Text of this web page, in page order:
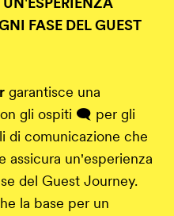
FASE DEL GUEST
garantisce una
gli ospiti 🗨️ per gli
di comunicazione che
assicura un'esperienza
del Guest Journey.
la base per un